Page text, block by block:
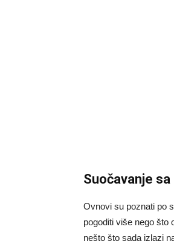
Suočavanje
Ovnovi su poznati po
pogoditi više nego što
nešto što sada izlazi